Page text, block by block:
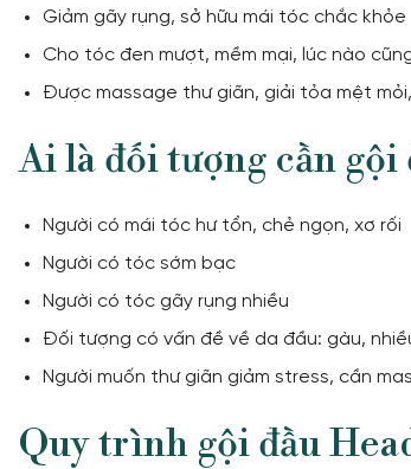
Giảm gãy rụng, sở hữu mái tóc chắc khỏe
Cho tóc đen mượt, mềm mại, lúc nào
Được massage thư giãn, giải tỏa mệt
Ai là đối tượng cần gội
Người có mái tóc hư tổn, chẻ ngọn, xơ rối
Người có tóc sớm bạc
Người có tóc gãy rụng nhiều
Đối tượng có vấn đề về da đầu: gàu,
Người muốn thư giãn giảm stress, cần
Quy trình gội đầu